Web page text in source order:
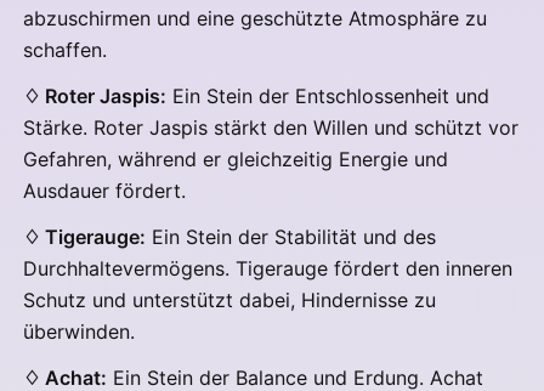
abzuschirmen und eine geschützte Atmosphäre zu
schaffen.
♢ Roter Jaspis: Ein Stein der Entschlossenheit und
Stärke. Roter Jaspis stärkt den Willen und schützt vor
Gefahren, während er gleichzeitig Energie und
Ausdauer fördert.
♢ Tigerauge: Ein Stein der Stabilität und des
Durchhaltevermögens. Tigerauge fördert den inneren
Schutz und unterstützt dabei, Hindernisse zu
überwinden.
♢ Achat: Ein Stein der Balance und Erdung. Achat